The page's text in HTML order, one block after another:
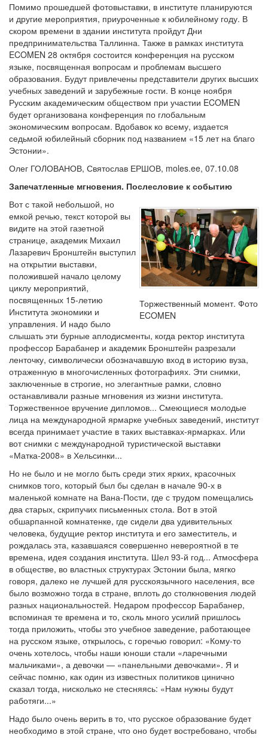
Помимо прошедшей фотовыставки, в институте планируются
и другие мероприятия, приуроченные к юбилейному году. В
скором времени в здании института пройдут Дни
предпринимательства Таллинна. Также в рамках института
ECOMEN 28 октября состоится конференция на русском
языке, посвященная вопросам и проблемам высшего
образования. Будут привлечены представители других высших
учебных заведений и зарубежные гости. В конце ноября
Русским академическим обществом при участии ECOMEN
будет организована конференция по глобальным
экономическим вопросам. Вдобавок ко всему, издается
седьмой юбилейный сборник под названием «15 лет на благо
Эстонии».
Олег ГОЛОВАНОВ, Святослав ЕРШОВ, moles.ee, 07.10.08
Запечатленные мгновения. Послесловие к событию
Торжественный момент. Фото
ECOMEN
Вот с такой небольшой, но
емкой речью, текст которой вы
видите на этой газетной
странице, академик Михаил
Лазаревич Бронштейн выступил
на открытии выставки,
положившей начало целому
циклу мероприятий,
посвященных 15-летию
Института экономики и
управления. И надо было
слышать эти бурные аплодисменты, когда ректор института
профессор Барабанер и академик Бронштейн разрезали
ленточку, символически обозначавшую вход в историю вуза,
отраженную в многочисленных фотографиях. Эти снимки,
заключенные в строгие, но элегантные рамки, словно
останавливали разные мгновения из жизни института.
Торжественное вручение дипломов... Смеющиеся молодые
лица на международной ярмарке учебных заведений, институт
всегда принимает участие в таких выставках-ярмарках. Или
вот снимки с международной туристической выставки
«Матка-2008» в Хельсинки...
Но не было и не могло быть среди этих ярких, красочных
снимков того, который был бы сделан в начале 90-х в
маленькой комнате на Вана-Пости, где с трудом помещались
два старых, скрипучих письменных стола. Вот в этой
обшарпанной комнатенке, где сидели два удивительных
человека, будущие ректор института и его заместитель, и
рождалась эта, казавшаяся совершенно невероятной в те
времена, идея создания института. Шел 93-й год... Атмосфера
в обществе, во властных структурах Эстонии была, мягко
говоря, далеко не лучшей для русскоязычного населения, все
было возможно тогда в стране, вплоть до столкновения людей
разных национальностей. Недаром профессор Барабанер,
вспоминая те времена и то, сколь много усилий пришлось
тогда приложить, чтобы это учебное заведение, работающее
на русском языке, открылось, с горечью говорил: «Кому-то
очень хотелось, чтобы наши юноши стали «ларечными
мальчиками», а девочки — «панельными девочками». Я и
сейчас помню, как один из известных политиков цинично
сказал тогда, нисколько не стесняясь: «Нам нужны будут
работяги...»
Надо было очень верить в то, что русское образование будет
необходимо в этой стране, что оно будет востребовано, чтобы